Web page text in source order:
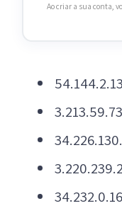
Ao criar a sua conta,